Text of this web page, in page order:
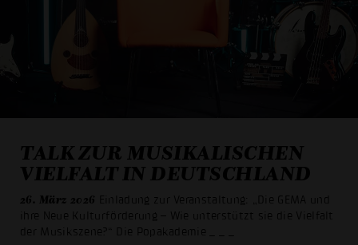
TALK ZUR MUSIKALISCHEN
VIELFALT IN DEUTSCHLAND
26. März 2026 Einladung zur Veranstaltung: „Die GEMA und
ihre Neue Kulturförderung – Wie unterstützt sie die Vielfalt
der Musikszene?“ Die Popakademie